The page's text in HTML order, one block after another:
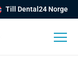
Till Dental24 Norge